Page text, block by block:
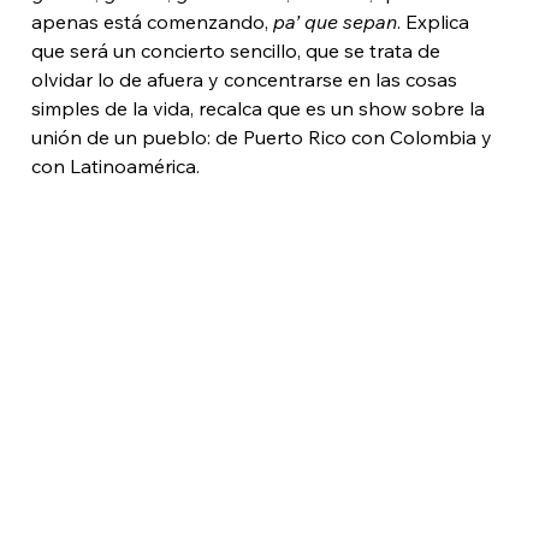
apenas está comenzando, pa’ que sepan. Explica
que será un concierto sencillo, que se trata de
olvidar lo de afuera y concentrarse en las cosas
simples de la vida, recalca que es un show sobre la
unión de un pueblo: de Puerto Rico con Colombia y
con Latinoamérica.